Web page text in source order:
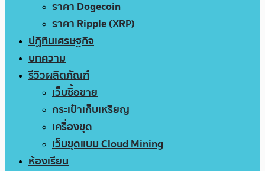
ราคา Dogecoin
ราคา Ripple (XRP)
ปฏิทินเศรษฐกิจ
บทความ
รีวิวผลิตภัณฑ์
เว็บซื้อขาย
กระเป๋าเก็บเหรียญ
เครื่องขุด
เว็บขุดแบบ Cloud Mining
ห้องเรียน